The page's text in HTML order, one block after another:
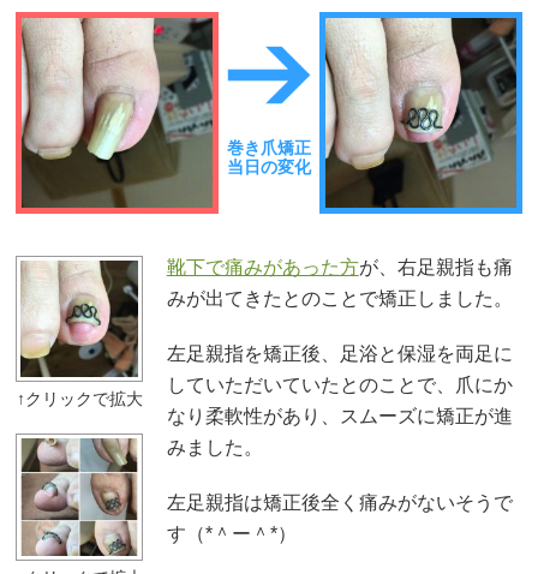
巻き爪矯正
当日の変化
靴下で痛みがあった方が、右足親指も痛
みが出てきたとのことで矯正しました。
左足親指を矯正後、足浴と保湿を両足に
していただいていたとのことで、爪にか
なり柔軟性があり、スムーズに矯正が進
みました。
左足親指は矯正後全く痛みがないそうで
す（*＾ー＾*）